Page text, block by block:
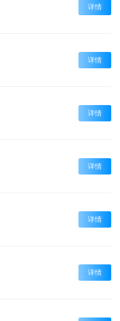
详情
详情
详情
详情
详情
详情